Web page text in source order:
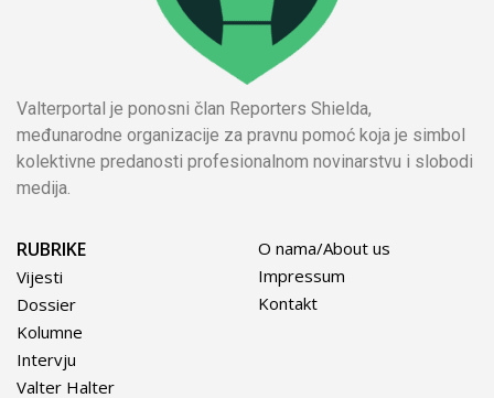
Valterportal je ponosni član Reporters Shielda,
međunarodne organizacije za pravnu pomoć koja je simbol
kolektivne predanosti profesionalnom novinarstvu i slobodi
medija.
RUBRIKE
Vijesti
Dossier
Kolumne
Intervju
Valter Halter
O nama/About us
Impressum
Kontakt